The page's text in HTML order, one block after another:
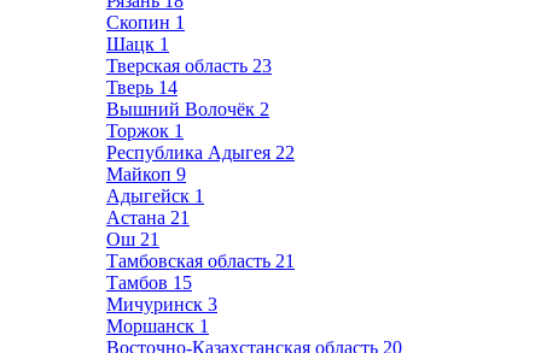
Скопин 1
Шацк 1
Тверская область 23
Тверь 14
Вышний Волочёк 2
Торжок 1
Республика Адыгея 22
Майкоп 9
Адыгейск 1
Астана 21
Ош 21
Тамбовская область 21
Тамбов 15
Мичуринск 3
Моршанск 1
Восточно-Казахстанская область 20